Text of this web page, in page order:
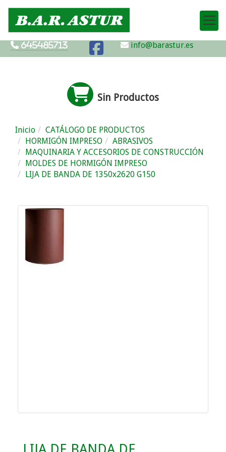
645485713 info@barastur.es
Sin Productos
Inicio
CATÁLOGO DE PRODUCTOS
HORMIGÓN IMPRESO
ABRASIVOS
MAQUINARIA Y ACCESORIOS DE CONSTRUCCIÓN
MOLDES DE HORMIGÓN IMPRESO
LIJA DE BANDA DE 1350x2620 G150